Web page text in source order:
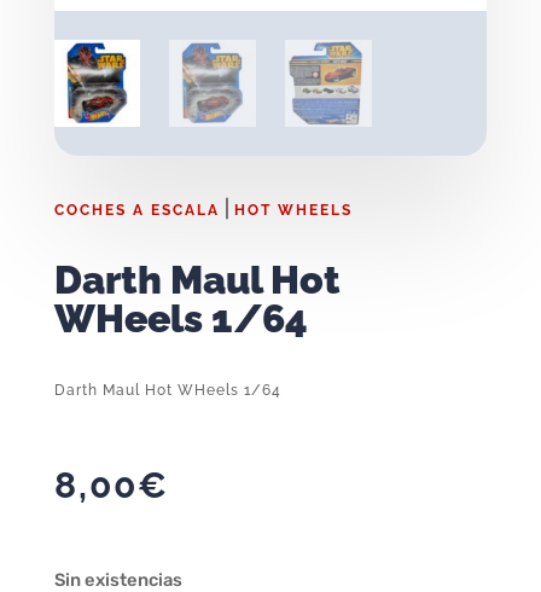
COCHES A ESCALA HOT WHEELS
Darth Maul Hot
WHeels 1/64
Darth Maul Hot WHeels 1/64
8,00€
Sin existencias